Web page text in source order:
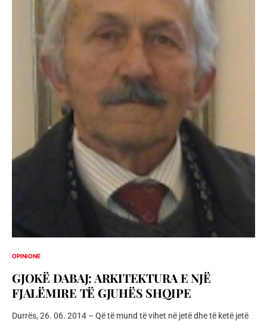
OPINIONE
GJOKË DABAJ: ARKITEKTURA E NJË
FJALËMIRE TË GJUHËS SHQIPE
Durrës, 26. 06. 2014 – Që të mund të vihet në jetë dhe të ketë jetë